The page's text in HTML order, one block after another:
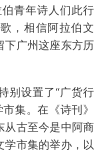
青年诗人们此行
，相信阿拉伯文
下广州这座东方历
别设置了“广货行
集。在《诗刊》
从古至今是中阿商
学市集的举办，以